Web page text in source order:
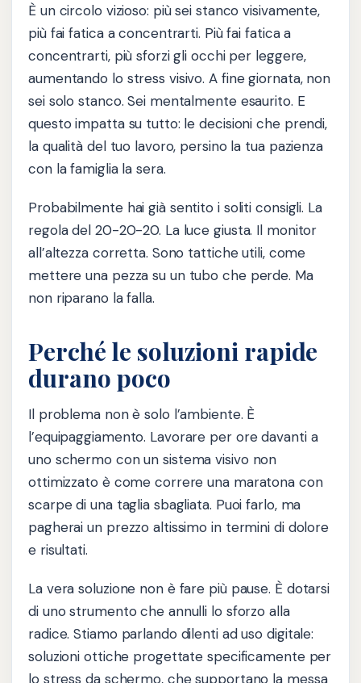
È un circolo vizioso: più sei stanco visivamente,
più fai fatica a concentrarti. Più fai fatica a
concentrarti, più sforzi gli occhi per leggere,
aumentando lo stress visivo. A fine giornata, non
sei solo stanco. Sei mentalmente esaurito. E
questo impatta su tutto: le decisioni che prendi,
la qualità del tuo lavoro, persino la tua pazienza
con la famiglia la sera.
Probabilmente hai già sentito i soliti consigli. La
regola del 20-20-20. La luce giusta. Il monitor
all’altezza corretta. Sono tattiche utili, come
mettere una pezza su un tubo che perde. Ma
non riparano la falla.
Perché le soluzioni rapide
durano poco
Il problema non è solo l’ambiente. È
l’equipaggiamento. Lavorare per ore davanti a
uno schermo con un sistema visivo non
ottimizzato è come correre una maratona con
scarpe di una taglia sbagliata. Puoi farlo, ma
pagherai un prezzo altissimo in termini di dolore
e risultati.
La vera soluzione non è fare più pause. È dotarsi
di uno strumento che annulli lo sforzo alla
radice. Stiamo parlando dilenti ad uso digitale:
soluzioni ottiche progettate specificamente per
lo stress da schermo, che supportano la messa